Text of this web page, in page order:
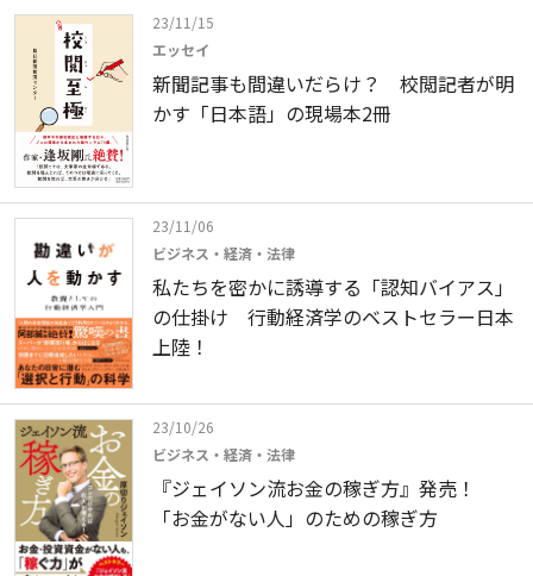
23/11/15
エッセイ
新聞記事も間違いだらけ？ 校閲記者が明
かす「日本語」の現場本2冊
23/11/06
ビジネス・経済・法律
私たちを密かに誘導する「認知バイアス」
の仕掛け 行動経済学のベストセラー日本
上陸！
23/10/26
ビジネス・経済・法律
『ジェイソン流お金の稼ぎ方』発売！
「お金がない人」のための稼ぎ方